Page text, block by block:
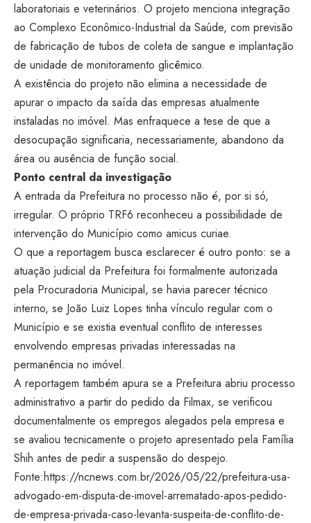
laboratoriais e veterinários. O projeto menciona integração
ao Complexo Econômico-Industrial da Saúde, com previsão
de fabricação de tubos de coleta de sangue e implantação
de unidade de monitoramento glicêmico.
A existência do projeto não elimina a necessidade de
apurar o impacto da saída das empresas atualmente
instaladas no imóvel. Mas enfraquece a tese de que a
desocupação significaria, necessariamente, abandono da
área ou ausência de função social.
Ponto central da investigação
A entrada da Prefeitura no processo não é, por si só,
irregular. O próprio TRF6 reconheceu a possibilidade de
intervenção do Município como amicus curiae.
O que a reportagem busca esclarecer é outro ponto: se a
atuação judicial da Prefeitura foi formalmente autorizada
pela Procuradoria Municipal, se havia parecer técnico
interno, se João Luiz Lopes tinha vínculo regular com o
Município e se existia eventual conflito de interesses
envolvendo empresas privadas interessadas na
permanência no imóvel.
A reportagem também apura se a Prefeitura abriu processo
administrativo a partir do pedido da Filmax, se verificou
documentalmente os empregos alegados pela empresa e
se avaliou tecnicamente o projeto apresentado pela Família
Shih antes de pedir a suspensão do despejo.
Fonte:https://ncnews.com.br/2026/05/22/prefeitura-usa-
advogado-em-disputa-de-imovel-arrematado-apos-pedido-
de-empresa-privada-caso-levanta-suspeita-de-conflito-de-